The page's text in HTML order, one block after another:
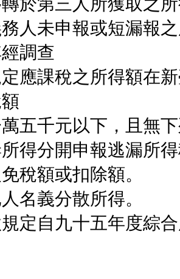
人未申報或短漏報
調查
應課稅之所得額在
五千元以下，且無
所得分開申報逃漏所
稅額或扣除額。
名義分散所得。
定自九十五年度綜